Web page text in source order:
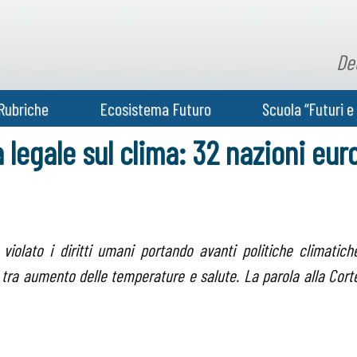
Ecosistema Futuro Scuola “Futuri
sul clima: 32 nazioni
i diritti umani portando avanti politiche
aumento delle temperature e salute. La parola alla